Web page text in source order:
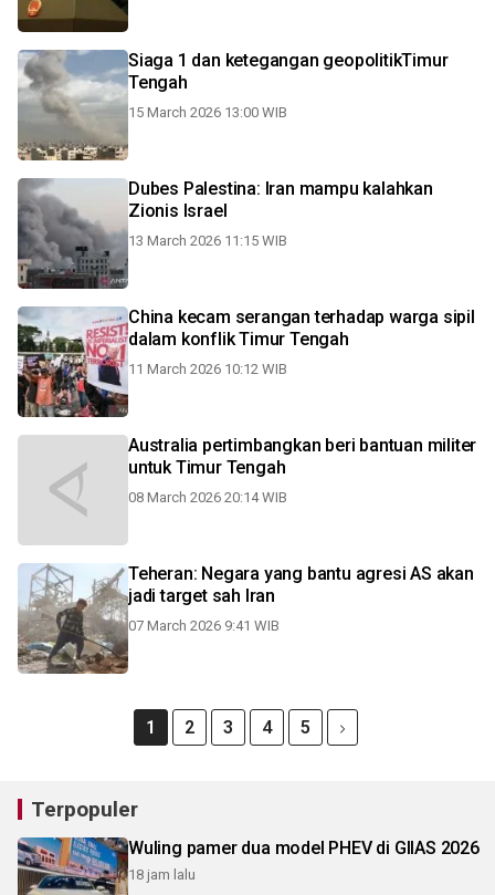
Siaga 1 dan ketegangan geopolitikTimur
Tengah
15 March 2026 13:00 WIB
Dubes Palestina: Iran mampu kalahkan
Zionis Israel
13 March 2026 11:15 WIB
China kecam serangan terhadap warga sipil
dalam konflik Timur Tengah
11 March 2026 10:12 WIB
Australia pertimbangkan beri bantuan militer
untuk Timur Tengah
08 March 2026 20:14 WIB
Teheran: Negara yang bantu agresi AS akan
jadi target sah Iran
07 March 2026 9:41 WIB
1 2 3 4 5
Terpopuler
Wuling pamer dua model PHEV di GIIAS 2026
18 jam lalu